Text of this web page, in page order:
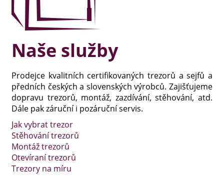
Naše služby
Prodejce kvalitních certifikovaných trezorů a sejfů a
předních českých a slovenských výrobců. Zajišťujeme
dopravu trezorů, montáž, zazdívání, stěhování, atd.
Dále pak záruční i pozáruční servis.
Jak vybrat trezor
Stěhování trezorů
Montáž trezorů
Otevíraní trezorů
Trezory na míru